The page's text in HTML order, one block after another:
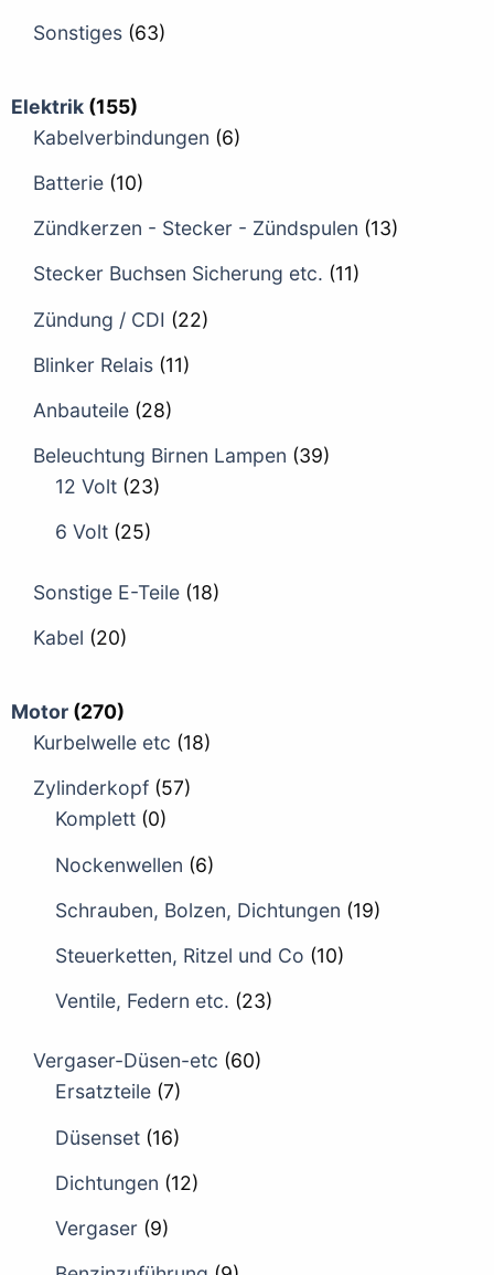
Sonstiges (63)
Elektrik (155)
Kabelverbindungen (6)
Batterie (10)
Zündkerzen - Stecker - Zündspulen (13)
Stecker Buchsen Sicherung etc. (11)
Zündung / CDI (22)
Blinker Relais (11)
Anbauteile (28)
Beleuchtung Birnen Lampen (39)
12 Volt (23)
6 Volt (25)
Sonstige E-Teile (18)
Kabel (20)
Motor (270)
Kurbelwelle etc (18)
Zylinderkopf (57)
Komplett (0)
Nockenwellen (6)
Schrauben, Bolzen, Dichtungen (19)
Steuerketten, Ritzel und Co (10)
Ventile, Federn etc. (23)
Vergaser-Düsen-etc (60)
Ersatzteile (7)
Düsenset (16)
Dichtungen (12)
Vergaser (9)